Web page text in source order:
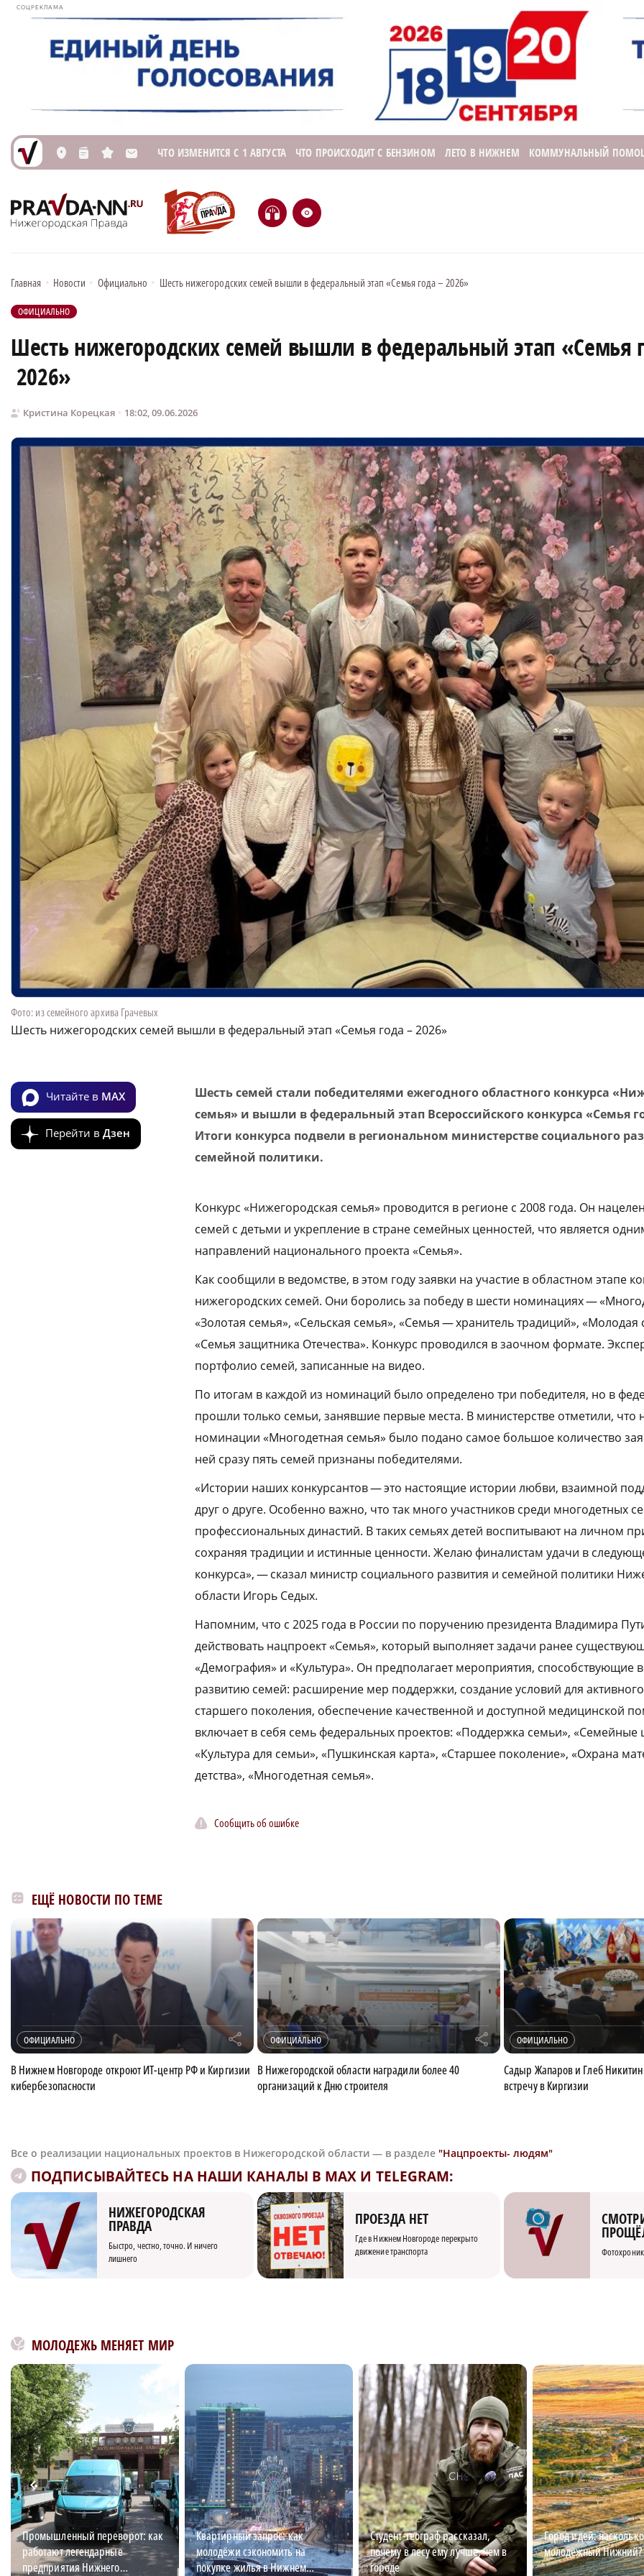
СОЦРЕКЛАМА
L n s M ЧТО ИЗМЕНИТСЯ С 1 АВГУСТА ЧТО ПРОИСХОДИТ С БЕНЗИНОМ ЛЕТО В НИЖНЕМ КОММУНАЛЬНЫЙ
H e
Главная • Новости • Официально • Шесть нижегородских семей вышли в федеральный этап «Семья года – 2026»
ОФИЦИАЛЬНО
Шесть нижегородских семей вышли в федеральный этап «Семья
2026»
Кристина Корецкая 18:02, 09.06.2026
Фото: из семейного архива Грачевых
Шесть нижегородских семей вышли в федеральный этап «Семья года – 2026»
Читайте в MAX
Перейти в Дзен
Шесть семей стали победителями ежегодного областного конкурса
семья» и вышли в федеральный этап Всероссийского конкурса «Семья
Итоги конкурса подвели в региональном министерстве социального
семейной политики.
Конкурс «Нижегородская семья» проводится в регионе с 2008 года. Он
семей с детьми и укрепление в стране семейных ценностей, что является
направлений национального проекта «Семья».
Как сообщили в ведомстве, в этом году заявки на участие в областном этапе
нижегородских семей. Они боролись за победу в шести номинациях —
«Золотая семья», «Сельская семья», «Семья — хранитель традиций», «Молодая
«Семья защитника Отечества». Конкурс проводился в заочном формате.
портфолио семей, записанные на видео.
По итогам в каждой из номинаций было определено три победителя, но в
прошли только семьи, занявшие первые места. В министерстве отметили, что
номинации «Многодетная семья» было подано самое большое количество
ней сразу пять семей признаны победителями.
«Истории наших конкурсантов — это настоящие истории любви, взаимной
друг о друге. Особенно важно, что так много участников среди многодетных
профессиональных династий. В таких семьях детей воспитывают на личном
сохраняя традиции и истинные ценности. Желаю финалистам удачи в
конкурса», — сказал министр социального развития и семейной политики
области Игорь Седых.
Напомним, что с 2025 года в России по поручению президента Владимира
действовать нацпроект «Семья», который выполняет задачи ранее
«Демография» и «Культура». Он предполагает мероприятия, способствующие
развитию семей: расширение мер поддержки, создание условий для
старшего поколения, обеспечение качественной и доступной медицинской
включает в себя семь федеральных проектов: «Поддержка семьи», «Семейные
«Культура для семьи», «Пушкинская карта», «Старшее поколение», «Охрана
детства», «Многодетная семья».
Сообщить об ошибке
ЕЩЁ НОВОСТИ ПО ТЕМЕ
ОФИЦИАЛЬНО r
В Нижнем Новгороде откроют ИТ-центр РФ и Киргизии
кибербезопасности
ОФИЦИАЛЬНО r
В Нижегородской области наградили более 40
организаций к Дню строителя
ОФИЦИАЛЬНО
Садыр Жапаров и Глеб
встречу в Киргизии
Все о реализации национальных проектов в Нижегородской области — в разделе "Нацпроекты- людям"
ПОДПИСЫВАЙТЕСЬ НА НАШИ КАНАЛЫ В MAX И TELEGRAM:
НИЖЕГОРОДСКАЯ
ПРАВДА
Быстро, честно, точно. И ничего
лишнего
ПРОЕЗДА НЕТ
Где в Нижнем Новгороде перекрыто
движение транспорта
МОЛОДЕЖЬ МЕНЯЕТ МИР
Промышленный переворот: как
работают легендарные
предприятия Нижнего
Квартирный запрос: как
молодёжи сэкономить на
покупке жилья в Нижнем
Студент-географ рассказал,
почему в лесу ему лучше, чем в
городе
Город идей:
молодёжный Нижний?